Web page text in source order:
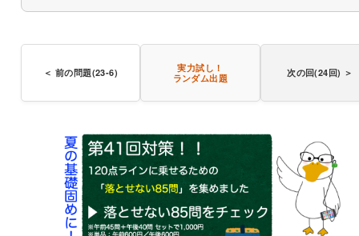
＜ 前の問題(23-6)
実力試し！
ランダム出題
次の回(24回) ＞